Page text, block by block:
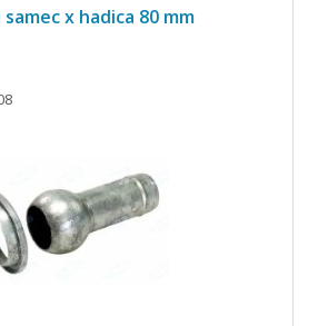
samec x hadica 80 mm